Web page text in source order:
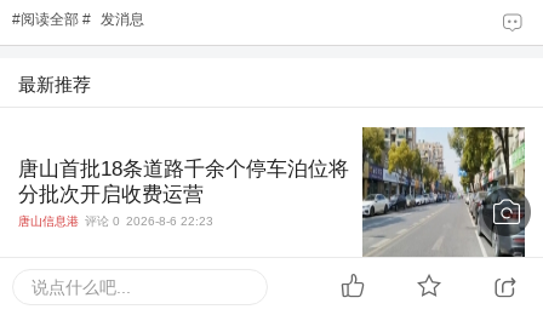
说点什么吧...
#阅读全部 # 发消息
最新推荐
唐山首批18条道路千余个停车泊位将
分批次开启收费运营
唐山信息港 评论 0 2026-8-6 22:23